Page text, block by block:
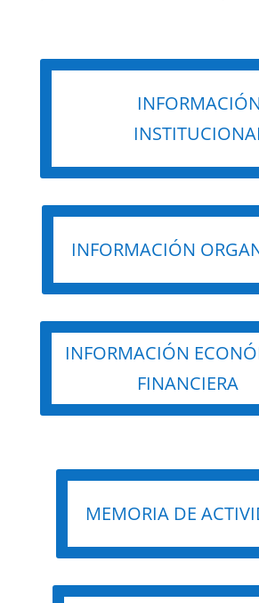
INFORMACIÓN
INFORMACIÓN
FINANCIERA
MEMORIA DE